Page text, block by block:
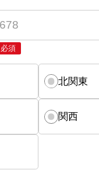
必須
北関東
関西